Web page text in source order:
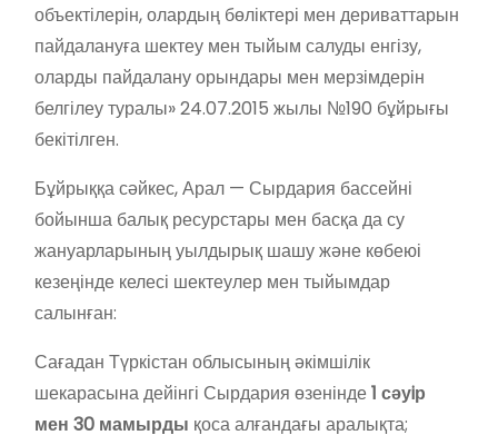
объектілерін, олардың бөліктері мен дериваттарын
пайдалануға шектеу мен тыйым салуды енгізу,
оларды пайдалану орындары мен мерзімдерін
белгілеу туралы» 24.07.2015 жылы №190 бұйрығы
бекітілген.
Бұйрыққа сәйкес, Арал — Сырдария бассейні
бойынша балық ресурстары мен басқа да су
жануарларының уылдырық шашу және көбеюі
кезеңінде келесі шектеулер мен тыйымдар
салынған:
Сағадан Түркістан облысының әкімшілік
шекарасына дейінгі Сырдария өзенінде1 сәуiр
мен 30 мамырды қоса алғандағы аралықта;